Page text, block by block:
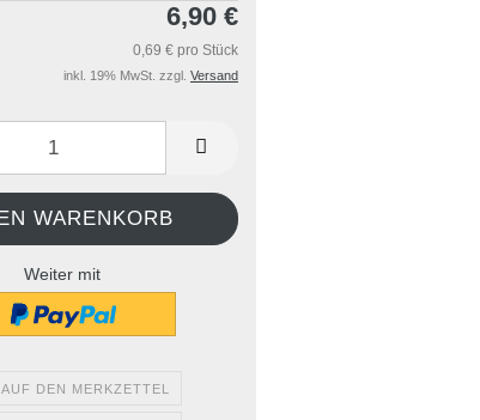
6,90 €
0,69 € pro Stück
inkl. 19% MwSt. zzgl. Versand
Weiter mit
AUF DEN MERKZETTEL